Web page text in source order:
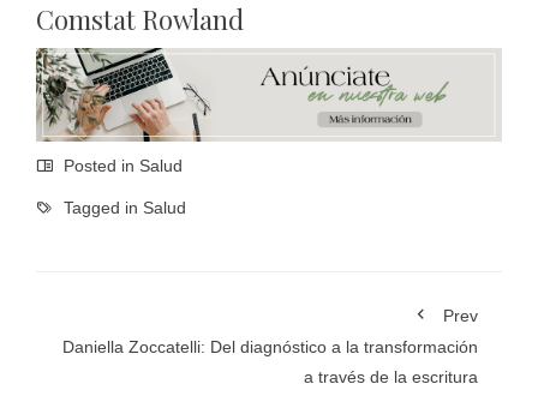
Comstat Rowland
Posted in Salud
Tagged in Salud
Prev
Daniella Zoccatelli: Del diagnóstico a la transformación
a través de la escritura